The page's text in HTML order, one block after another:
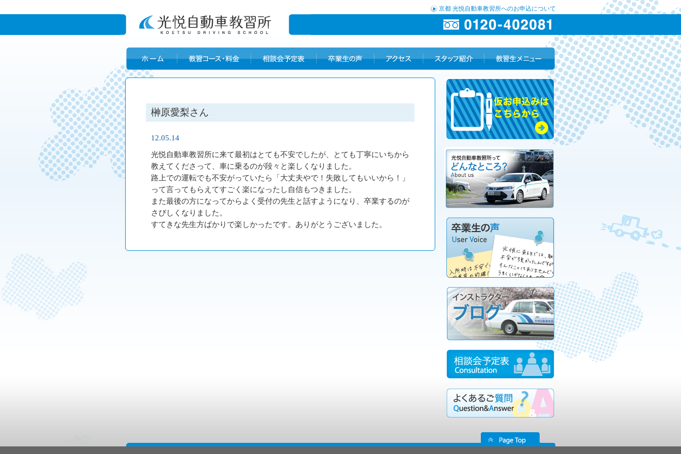
京都 光悦自動車教習所へのお申込について
榊原愛梨さん
12.05.14
光悦自動車教習所に来て最初はとても不安でしたが、とても丁寧にいちから
教えてくださって、車に乗るのが段々と楽しくなりました。
路上での運転でも不安がっていたら「大丈夫やで！失敗してもいいから！」
って言ってもらえてすごく楽になったし自信もつきました。
また最後の方になってからよく受付の先生と話すようになり、卒業するのが
さびしくなりました。
すてきな先生方ばかりで楽しかったです。ありがとうございました。